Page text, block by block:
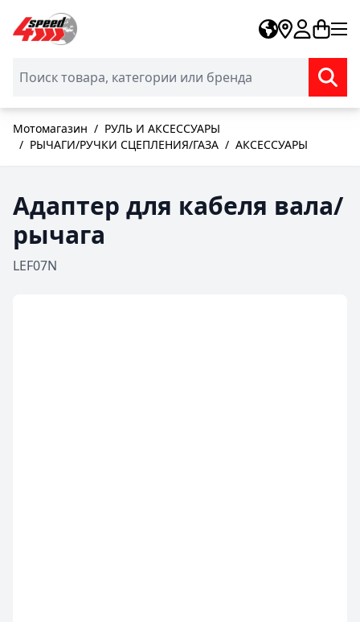
Skip to Content
Мотомагазин / РУЛЬ И АКСЕССУАРЫ
/ РЫЧАГИ/РУЧКИ СЦЕПЛЕНИЯ/ГАЗА / АКСЕССУАРЫ
Адаптер для кабеля вала/
рычага
LEF07N